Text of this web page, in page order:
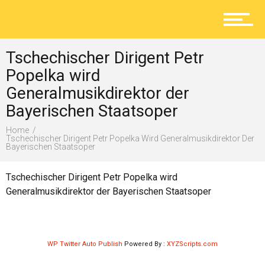
Lokal
Ratgeber
Tschechischer Dirigent Petr
Popelka wird
Generalmusikdirektor der
Bayerischen Staatsoper
Home
Tschechischer Dirigent Petr Popelka Wird Generalmusikdirektor Der
Bayerischen Staatsoper
Tschechischer Dirigent Petr Popelka wird
Generalmusikdirektor der Bayerischen Staatsoper
WP Twitter Auto Publish Powered By : XYZScripts.com